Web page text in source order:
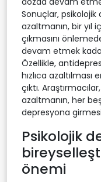
Sonuçlar,
azaltmanın, bir yıl
çıkmasını
devam etmek
Özellikle,
hızlıca
çıktı.
azaltmanın, her
depresyona
Psikolojik
önemi